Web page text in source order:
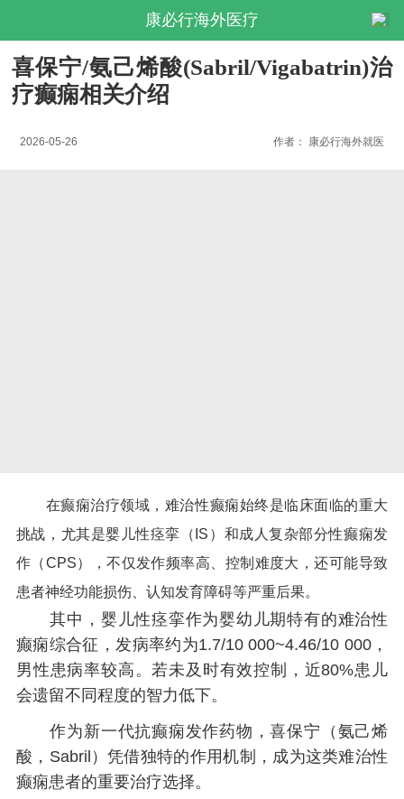
康必行海外医疗
喜保宁/氨己烯酸(Sabril/Vigabatrin)治
疗癫痫相关介绍
2026-05-26 作者： 康必行海外就医
在癫痫治疗领域，难治性癫痫始终是临床面临的重大
挑战，尤其是婴儿性痉挛（IS）和成人复杂部分性癫痫发
作（CPS），不仅发作频率高、控制难度大，还可能导致
患者神经功能损伤、认知发育障碍等严重后果。
其中，婴儿性痉挛作为婴幼儿期特有的难治性
癫痫综合征，发病率约为1.7/10 000~4.46/10 000，
男性患病率较高。若未及时有效控制，近80%患儿
会遗留不同程度的智力低下。
作为新一代抗癫痫发作药物，喜保宁（氨己烯
酸，Sabril）凭借独特的作用机制，成为这类难治性
癫痫患者的重要治疗选择。